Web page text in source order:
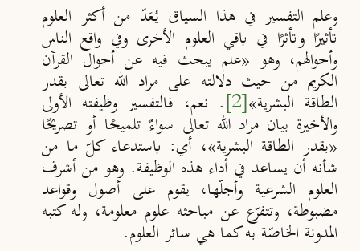
وعلم التفسير في هذا السياق يُعَدّ من أكثر العلوم
تأثيرا وتأثرا في باقي العلوم الأخرى وفي واقع الناس
وأحوالهم، وهو «علم يبحث فيه عن أحوال القرآن
الكريم من حيث دلالته على مراد الله تعالى بقدر
الطاقة البشرية»[2] . نعم، فالتفسير وظيفته الأولى
والأخيرة بيان مراد الله تعالى سواءٌ تلميحا أو تصريحا
«بقدر الطاقة البشرية»، أي: باستدعاء كلّ ما من
شأنه أن يساعد في أداء هذه الوظيفة. وهو من أشرف
العلوم الشرعية وأجلّها، يقوم على أصول وقواعد
مضبوطة، وتتفرّع عن مباحثه علوم معلومة، وله كتبه
المدونة الخاصّة به كما هي سائر العلوم.